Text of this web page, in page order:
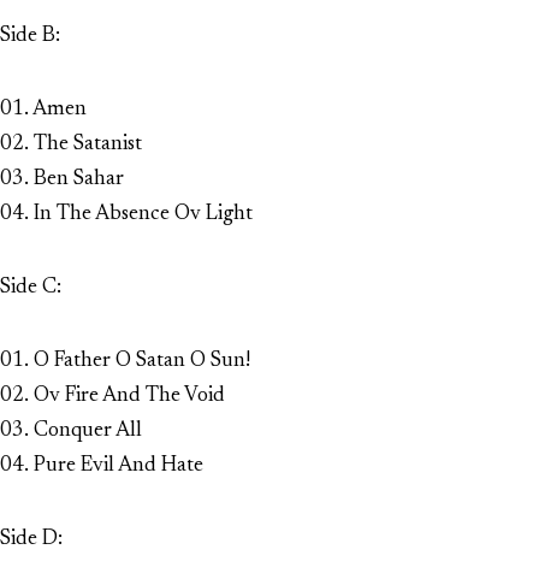
Side B:
01. Amen
02. The Satanist
03. Ben Sahar
04. In The Absence Ov Light
Side C:
01. O Father O Satan O Sun!
02. Ov Fire And The Void
03. Conquer All
04. Pure Evil And Hate
Side D: